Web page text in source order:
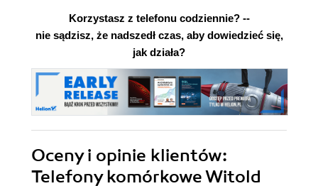
Korzystasz z telefonu codziennie? --
nie sądzisz, że nadszedł czas, aby dowiedzieć się,
jak działa?
Oceny i opinie klientów:
Telefony komórkowe Witold